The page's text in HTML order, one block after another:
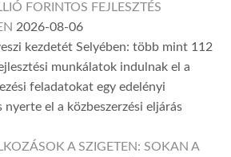
FORINTOS FEJLESZTÉS
2026-08-06
kezdetét Selyében: több mint 112
munkálatok indulnak el a
feladatokat egy edelényi
nyerte el a közbeszerzési eljárás
A SZIGETEN: SOKAN A